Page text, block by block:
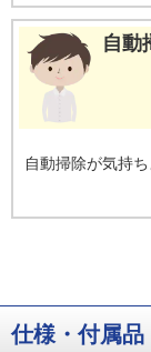
自動
自動掃除が気持
設
仕様・付属品